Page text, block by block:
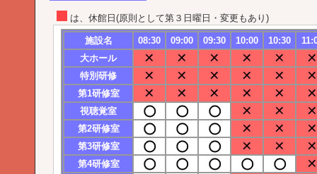
は、休館日(原則として第３日曜日・変更もあり)